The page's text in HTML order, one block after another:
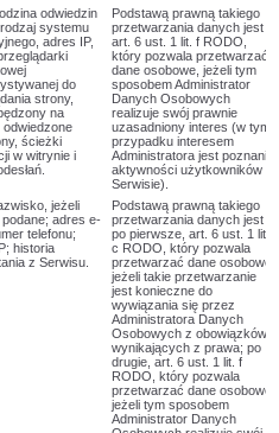
odwiedzin
systemu
adres IP,
do
strony,
na
odwiedzone
ścieżki
w witrynie i
Podstawą prawną takiego
przetwarzania danych jest
art. 6 ust. 1 lit. f RODO,
który pozwala przetwarzać
dane osobowe, jeżeli tym
sposobem Administrator
Danych Osobowych
realizuje swój prawnie
uzasadniony interes (w tym
przypadku interesem
Administratora jest poznanie
aktywności użytkowników w
Serwisie).
jeżeli
podane; adres e-
telefonu;
historia
z Serwisu.
Podstawą prawną takiego
przetwarzania danych jest
po pierwsze, art. 6 ust. 1 lit.
c RODO, który pozwala
przetwarzać dane osobowe,
jeżeli takie przetwarzanie
jest konieczne do
wywiązania się przez
Administratora Danych
Osobowych z obowiązków
wynikających z prawa; po
drugie, art. 6 ust. 1 lit. f
RODO, który pozwala
przetwarzać dane osobowe,
jeżeli tym sposobem
Administrator Danych